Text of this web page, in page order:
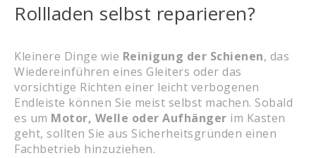
Rollladen selbst reparieren?
Kleinere Dinge wie Reinigung der Schienen, das
Wiedereinführen eines Gleiters oder das
vorsichtige Richten einer leicht verbogenen
Endleiste können Sie meist selbst machen. Sobald
es um Motor, Welle oder Aufhänger im Kasten
geht, sollten Sie aus Sicherheitsgründen einen
Fachbetrieb hinzuziehen.